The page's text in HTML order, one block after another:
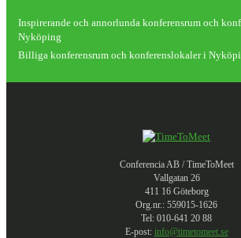
Inspirerande och annorlunda konferensrum och
Nyköping
Billiga konferensrum och konferenslokaler i
Conferencia AB / TimeToMeet
Vallgatan 26
411 16 Göteborg
Org.nr.: 559015-1626
Tel: 010-641 20 88
E-post: info@timetomeet.se